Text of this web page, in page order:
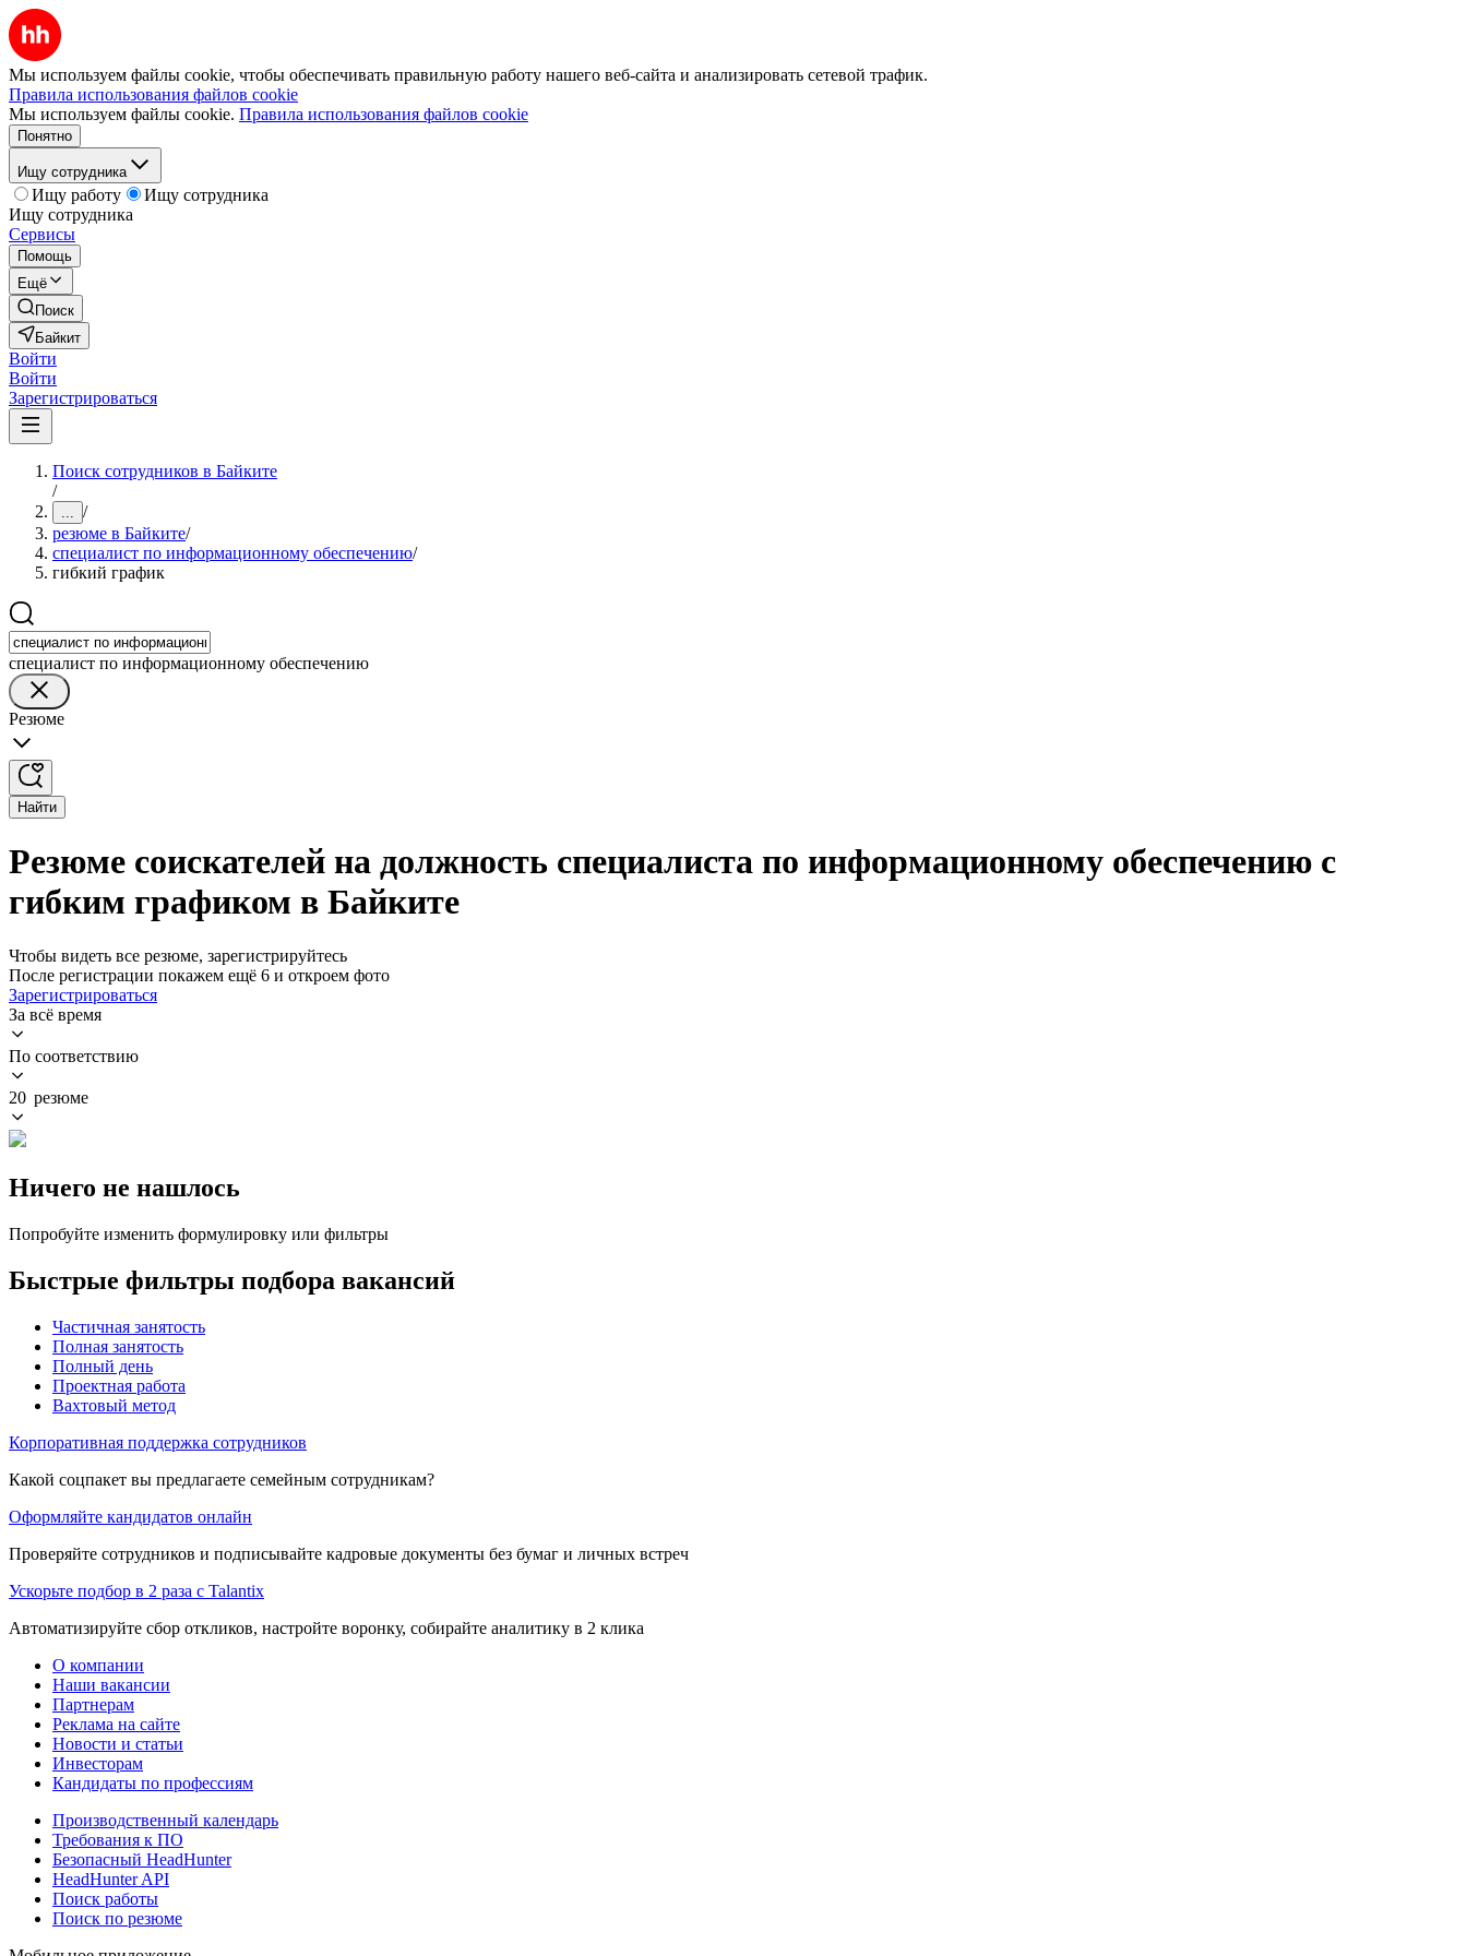
Мы используем файлы cookie, чтобы обеспечивать правильную работу нашего веб-сайта и анализировать сетевой трафик.
Правила использования файлов cookie
Мы используем файлы cookie. Правила использования файлов cookie
Понятно
Ищу сотрудника
Ищу работу
Ищу сотрудника
Ищу сотрудника
Сервисы
Помощь
Ещё
Поиск
Байкит
Войти
Войти
Зарегистрироваться
Поиск сотрудников в Байките
/
... /
резюме в Байките/
специалист по информационному обеспечению/
гибкий график
специалист по информационному обеспечению
Резюме
Найти
Резюме соискателей на должность специалиста по информационному обеспечению с
гибким графиком в Байките
Чтобы видеть все резюме, зарегистрируйтесь
После регистрации покажем ещё 6 и откроем фото
Зарегистрироваться
За всё время
По соответствию
20 резюме
Ничего не нашлось
Попробуйте изменить формулировку или фильтры
Быстрые фильтры подбора вакансий
Частичная занятость
Полная занятость
Полный день
Проектная работа
Вахтовый метод
Корпоративная поддержка сотрудников
Какой соцпакет вы предлагаете семейным сотрудникам?
Оформляйте кандидатов онлайн
Проверяйте сотрудников и подписывайте кадровые документы без бумаг и личных встреч
Ускорьте подбор в 2 раза с Talantix
Автоматизируйте сбор откликов, настройте воронку, собирайте аналитику в 2 клика
О компании
Наши вакансии
Партнерам
Реклама на сайте
Новости и статьи
Инвесторам
Кандидаты по профессиям
Производственный календарь
Требования к ПО
Безопасный HeadHunter
HeadHunter API
Поиск работы
Поиск по резюме